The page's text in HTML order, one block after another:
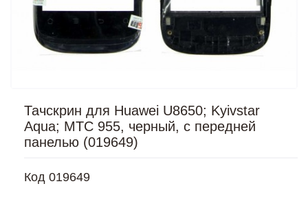
Тачскрин для Huawei U8650; Kyivstar
Aqua; MTC 955, черный, с передней
панелью (019649)
Код 019649